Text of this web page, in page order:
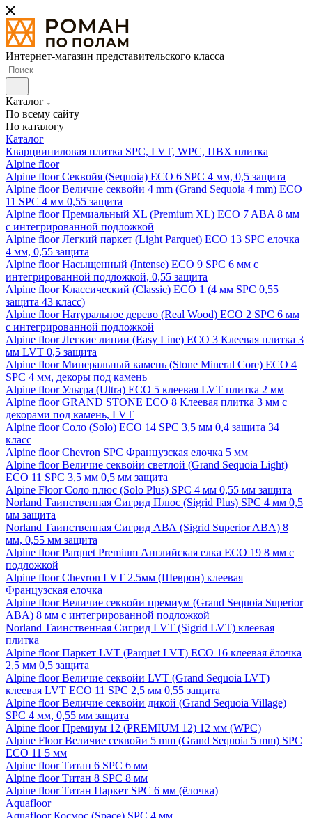
Интернет-магазин представительского класса
Каталог
По всему сайту
По каталогу
Каталог
Кварцвиниловая плитка SPC, LVT, WPC, ПВХ плитка
Alpine floor
Alpine floor Секвойя (Sequoia) ECO 6 SPC 4 мм, 0,5 защита
Alpine floor Величие секвойи 4 mm (Grand Sequoia 4 mm) ECO
11 SPC 4 мм 0,55 защита
Alpine floor Премиальный XL (Premium XL) ECO 7 ABA 8 мм
с интегрированной подложкой
Alpine floor Легкий паркет (Light Parquet) ECO 13 SPC елочка
4 мм, 0,55 защита
Alpine floor Насыщенный (Intense) ECO 9 SPC 6 мм с
интегрированной подложкой, 0,55 защита
Alpine floor Классический (Classic) ECO 1 (4 мм SPC 0,55
защита 43 класс)
Alpine floor Натуральное дерево (Real Wood) ECO 2 SPC 6 мм
с интегрированной подложкой
Alpine floor Легкие линии (Easy Line) ECO 3 Клеевая плитка 3
мм LVT 0,5 защита
Alpine floor Минеральный камень (Stone Mineral Core) ECO 4
SPC 4 мм, декоры под камень
Alpine floor Ультра (Ultra) ECO 5 клеевая LVT плитка 2 мм
Alpine floor GRAND STONE ECO 8 Клеевая плитка 3 мм с
декорами под камень, LVT
Alpine floor Соло (Solo) ECO 14 SPC 3,5 мм 0,4 защита 34
класс
Alpine floor Chevron SPC Французская елочка 5 мм
Alpine floor Величие секвойи светлой (Grand Sequoia Light)
ECO 11 SPC 3,5 мм 0,5 мм защита
Alpine Floor Соло плюс (Solo Plus) SPC 4 мм 0,55 мм защита
Norland Таинственная Сигрид Плюс (Sigrid Plus) SPC 4 мм 0,5
мм защита
Norland Таинственная Сигрид АВА (Sigrid Superior ABA) 8
мм, 0,55 мм защита
Alpine floor Parquet Premium Английская елка ECO 19 8 мм с
подложкой
Alpine floor Chevron LVT 2.5мм (Шеврон) клеевая
Французская елочка
Alpine floor Величие секвойи премиум (Grand Sequoia Superior
ABA) 8 мм с интегрированной подложкой
Norland Таинственная Сигрид LVT (Sigrid LVT) клеевая
плитка
Alpine floor Паркет LVT (Parquet LVT) ECO 16 клеевая ёлочка
2,5 мм 0,5 защита
Alpine floor Величие секвойи LVT (Grand Sequoia LVT)
клеевая LVT ECO 11 SPC 2,5 мм 0,55 защита
Alpine floor Величие секвойи дикой (Grand Sequoia Village)
SPC 4 мм, 0,55 мм защита
Alpine floor Премиум 12 (PREMIUM 12) 12 мм (WPC)
Alpine Floor Величие секвойи 5 mm (Grand Sequoia 5 mm) SPC
ECO 11 5 мм
Alpine floor Титан 6 SPC 6 мм
Alpine floor Титан 8 SPC 8 мм
Alpine floor Титан Паркет SPC 6 мм (ёлочка)
Aquafloor
Aquafloor Космос (Space) SPC 4 мм